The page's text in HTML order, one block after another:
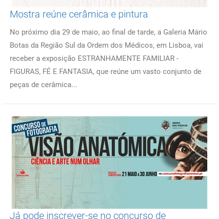
Mostra reúne cerâmica e pintura
No próximo dia 29 de maio, ao final de tarde, a Galeria Mário
Botas da Região Sul da Ordem dos Médicos, em Lisboa, vai
receber a exposição ESTRANHAMENTE FAMILIAR -
FIGURAS, FÉ E FANTASIA, que reúne um vasto conjunto de
peças de cerâmica...
Já pode inscrever-se no concurso de